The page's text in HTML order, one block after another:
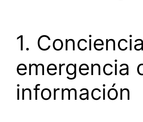
1.
emergencia
información